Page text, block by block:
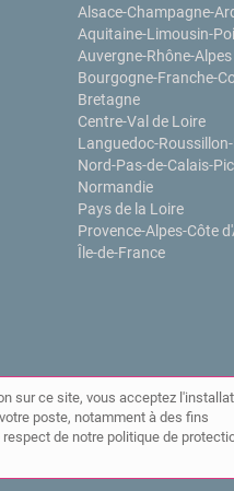
Alsace-Champagne-
Aquitaine-Limousin-
Auvergne-Rhône-Alpes
Bourgogne-Franche-
Bretagne
Centre-Val de Loire
Languedoc-
Nord-Pas-de-Calais-
Normandie
Pays de la Loire
Provence-Alpes-Côte
Île-de-France
sur ce site, vous acceptez
poste, notamment à des fins
de notre politique de